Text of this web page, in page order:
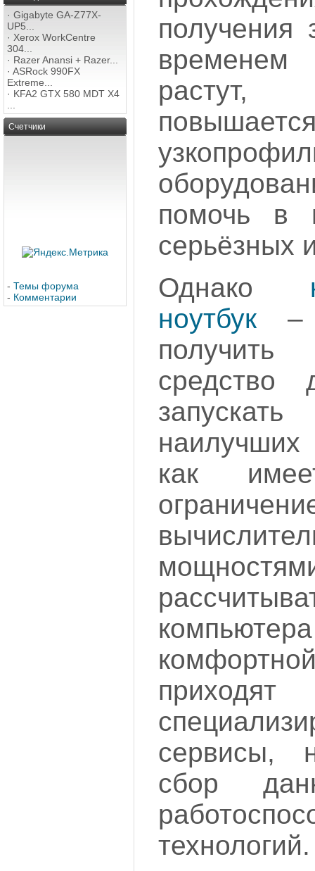
· Gigabyte GA-Z77X-
UP5...
· Xerox WorkCentre
304...
· Razer Anansi + Razer...
· ASRock 990FX
Extreme...
· KFA2 GTX 580 MDT X4
Счетчики
- Темы форума
- Комментарии
получения
временем
помочь в
серьёзных
Однако
ноутбук –
получить
средство
как
приходят
сервисы,
сбор
технологий.